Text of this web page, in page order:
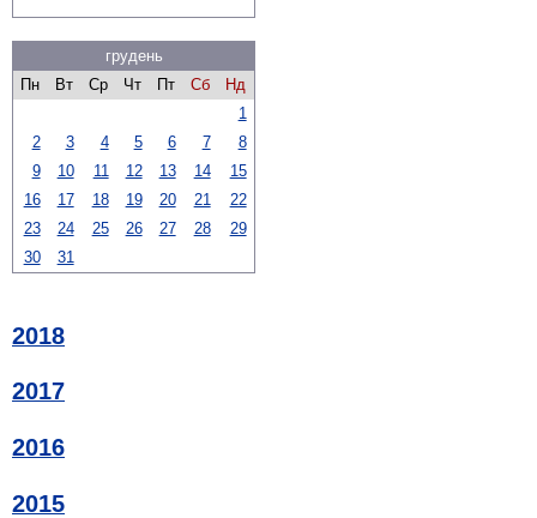
грудень
Пн
Вт Ср Чт Пт Сб
Нд
1
2
3 4 5 6 7
8
9
10 11 12 13 14
15
16
17 18 19 20 21
22
23
24 25 26 27 28
29
30
31
2018
2017
2016
2015